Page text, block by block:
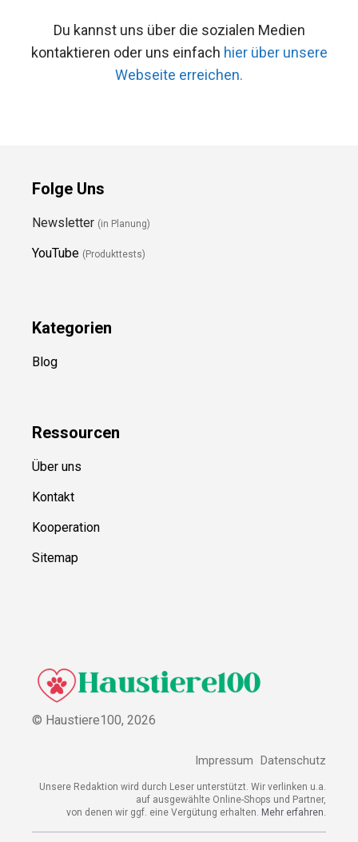
Du kannst uns über die sozialen Medien
kontaktieren oder uns einfach hier über unsere
Webseite erreichen.
Folge Uns
Newsletter (in Planung)
YouTube (Produkttests)
Kategorien
Blog
Ressourcen
Über uns
Kontakt
Kooperation
Sitemap
© Haustiere100, 2026
Impressum Datenschutz
Unsere Redaktion wird durch Leser unterstützt. Wir verlinken u.a.
auf ausgewählte Online-Shops und Partner,
von denen wir ggf. eine Vergütung erhalten. Mehr erfahren.